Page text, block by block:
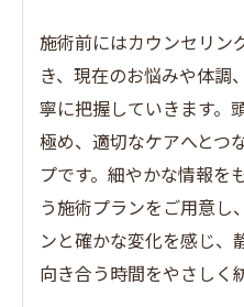
施術前にはカウンセリン
き、現在のお悩みや体調
寧に把握していきます。
極め、適切なケアへとつ
プです。細やかな情報を
う施術プランをご用意し
ンと確かな変化を感じ、
向き合う時間をやさしく